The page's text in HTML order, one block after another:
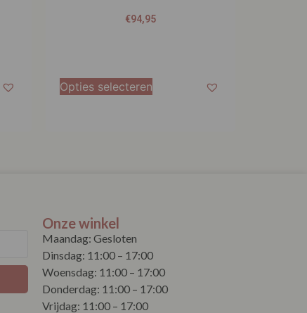
€94,95
Opties selecteren
Onze winkel
Maandag: Gesloten
Dinsdag: 11:00 – 17:00
Woensdag: 11:00 – 17:00
Donderdag: 11:00 – 17:00
Vrijdag: 11:00 – 17:00